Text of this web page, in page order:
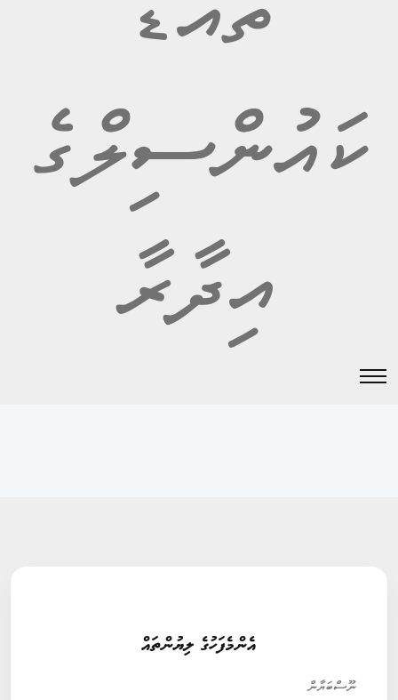
ކައުންސިލްގެ
އިދާރާ
ބައްދަލުކުރައްވާ ދެފަރާތުން ތަޖުރިބާ ހ...
އިތުރަށް ވިދާޅުވުމަށް
250
13
ރެސްޓޯރެންޓް
4
އެންމެފަހުގެ ލިޔުންތައް
ނޫސްބަޔާން